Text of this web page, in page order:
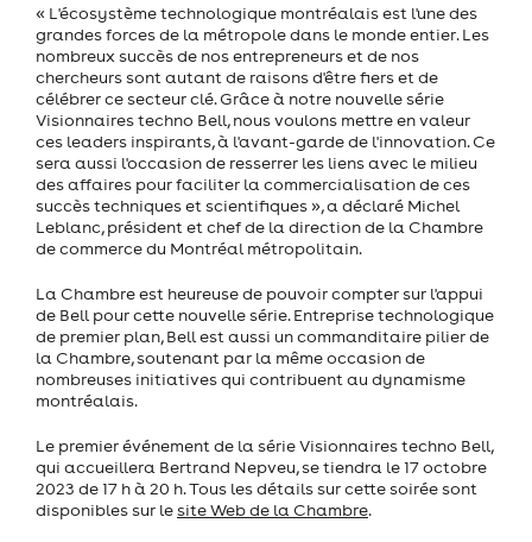
« L'écosystème technologique montréalais est l'une des
grandes forces de la métropole dans le monde entier. Les
nombreux succès de nos entrepreneurs et de nos
chercheurs sont autant de raisons d'être fiers et de
célébrer ce secteur clé. Grâce à notre nouvelle série
Visionnaires techno Bell, nous voulons mettre en valeur
ces leaders inspirants, à l'avant-garde de l'innovation. Ce
sera aussi l'occasion de resserrer les liens avec le milieu
des affaires pour faciliter la commercialisation de ces
succès techniques et scientifiques », a déclaré Michel
Leblanc, président et chef de la direction de la Chambre
de commerce du Montréal métropolitain.
La Chambre est heureuse de pouvoir compter sur l'appui
de Bell pour cette nouvelle série. Entreprise technologique
de premier plan, Bell est aussi un commanditaire pilier de
la Chambre, soutenant par la même occasion de
nombreuses initiatives qui contribuent au dynamisme
montréalais.
Le premier événement de la série Visionnaires techno Bell,
qui accueillera Bertrand Nepveu, se tiendra le 17 octobre
2023 de 17 h à 20 h. Tous les détails sur cette soirée sont
disponibles sur lesite Web de la Chambre.